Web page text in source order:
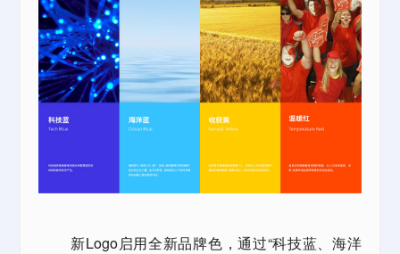
新Logo启用全新品牌色，通过“科技蓝、海洋